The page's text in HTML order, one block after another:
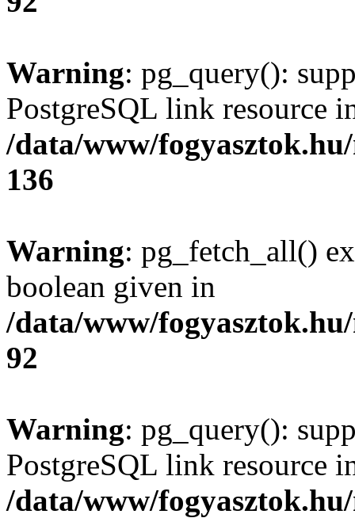
Warning: pg_query():
PostgreSQL link resource
/data/www/
136
Warning: pg_fetch_all()
boolean given in
/data/www/
92
Warning: pg_query():
PostgreSQL link resource
/data/www/